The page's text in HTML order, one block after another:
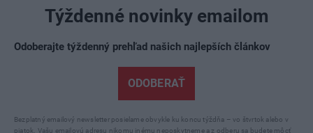
Týždenné novinky emailom
Odoberajte týždenný prehľad našich najlepších článkov
ODOBERAŤ
Bezplatný emailový newsletter posielame obvykle ku koncu týždňa – vo štvrtok alebo v
piatok. Vašu emailovú adresu nikomu inému neposkytneme a z odberu sa budete môcť